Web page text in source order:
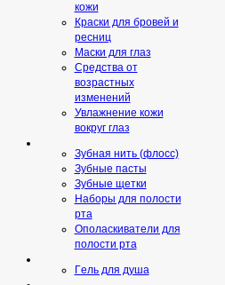
кожи
Краски для бровей и
ресниц
Маски для глаз
Средства от
возрастных
изменений
Увлажнение кожи
вокруг глаз
Зубная нить (флосс)
Зубные пасты
Зубные щетки
Наборы для полости
рта
Ополаскиватели для
полости рта
Гeль для душа